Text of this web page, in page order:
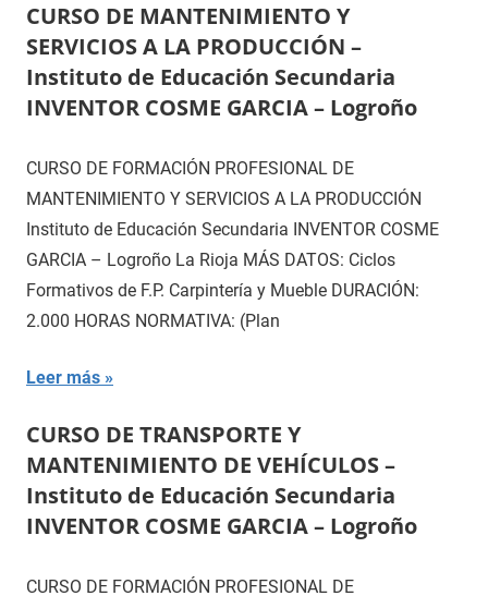
CURSO DE MANTENIMIENTO Y
SERVICIOS A LA PRODUCCIÓN –
Instituto de Educación Secundaria
INVENTOR COSME GARCIA – Logroño
CURSO DE FORMACIÓN PROFESIONAL DE
MANTENIMIENTO Y SERVICIOS A LA PRODUCCIÓN
Instituto de Educación Secundaria INVENTOR COSME
GARCIA – Logroño La Rioja MÁS DATOS: Ciclos
Formativos de F.P. Carpintería y Mueble DURACIÓN:
2.000 HORAS NORMATIVA: (Plan
Leer más
CURSO DE TRANSPORTE Y
MANTENIMIENTO DE VEHÍCULOS –
Instituto de Educación Secundaria
INVENTOR COSME GARCIA – Logroño
CURSO DE FORMACIÓN PROFESIONAL DE